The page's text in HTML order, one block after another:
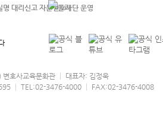
호사교육문화관 │ 대표자: 김정욱
│ TEL:02-3476-4000 │ FAX:02-3476-4008